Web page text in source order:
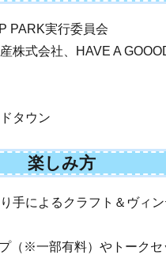
PARK実行委員会
株式会社、HAVE A
タウン
楽しみ方
手によるクラフト＆ヴィ
（※一部有料）やトークセ